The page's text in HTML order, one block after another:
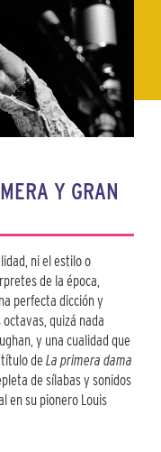
Y GRAN
ni el estilo o
de la época,
perfecta dicción y
quizá nada
y una cualidad que
de La primera dama
de sílabas y sonidos
en su pionero Louis